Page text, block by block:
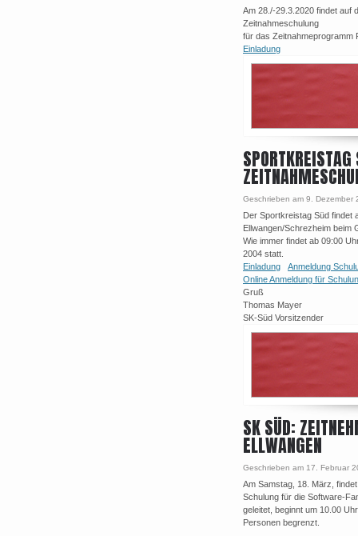
Am 28./-29.3.2020 findet auf
Zeitnahmeschulung
für das Zeitnahmeprogramm
Einladung
Geschrieben am 9. Dezember
Der Sportkreistag Süd findet
Ellwangen/Schrezheim beim
Wie immer findet ab 09:00
2004 statt.
Einladung
Anmeldung
Online Anmeldung für
Gruß
Thomas Mayer
SK-Süd Vorsitzender
SK SÜD:
ELLWANGEN
Geschrieben am 17. Februar
Am Samstag, 18. März,
Schulung für die Software-
geleitet, beginnt um 10.00
Personen begrenzt.